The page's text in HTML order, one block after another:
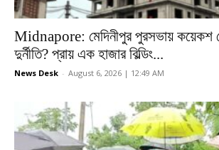
Midnapore: মেদিনীপুর পুরসভায় কয়েকশ
দুর্নীতি? প্রায় এক হাজার বিল্ডিং...
News Desk - August 6, 2026 | 12:49 AM